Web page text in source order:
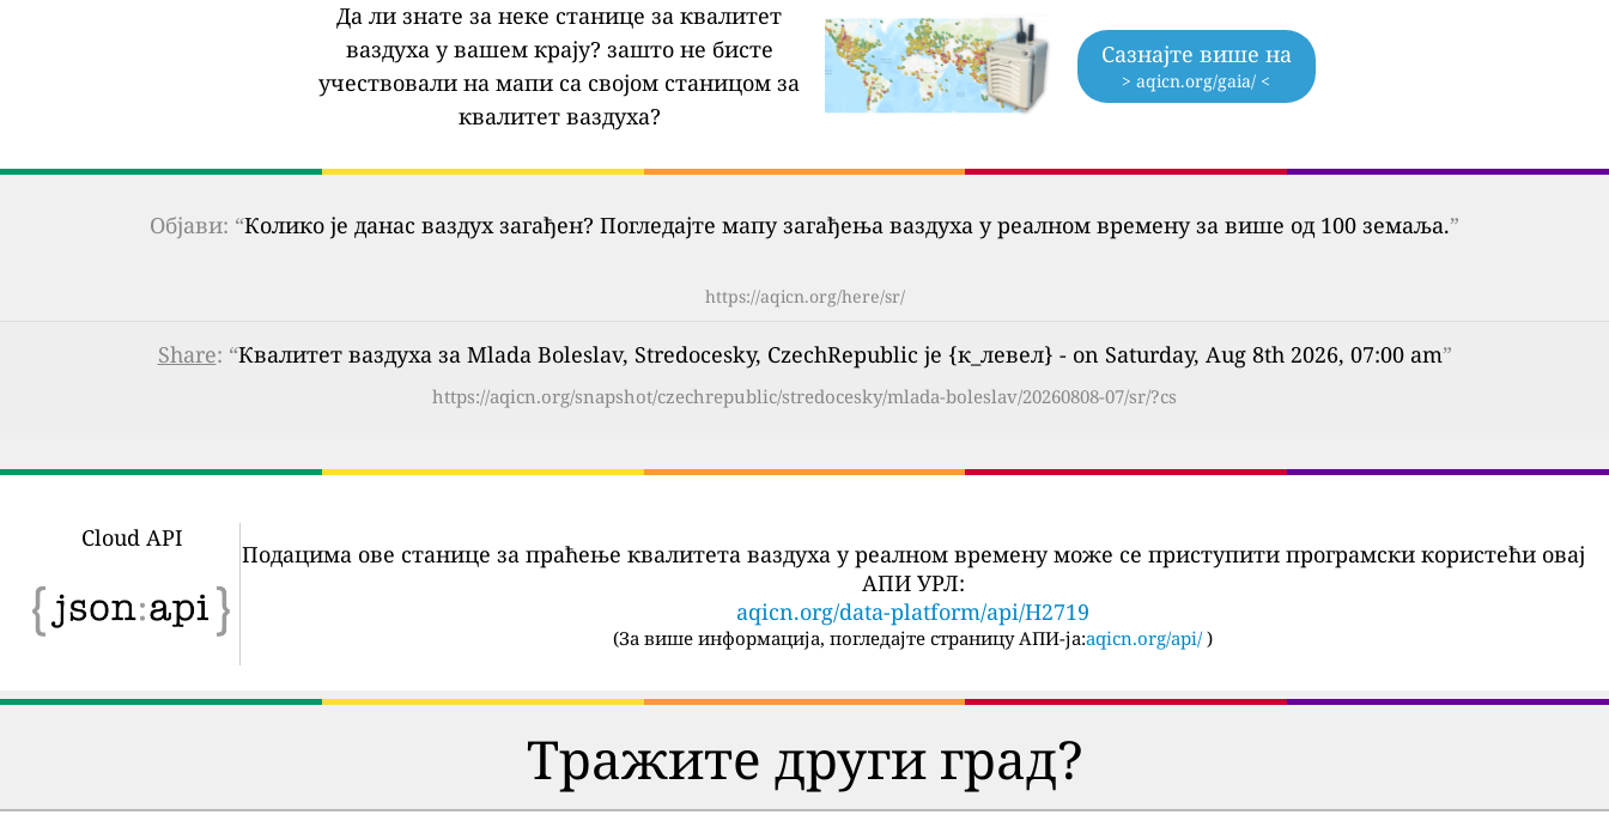
Да ли знате за неке станице за квалитет
ваздуха у вашем крају? зашто не бисте
учествовали на мапи са својом станицом за
квалитет ваздуха?
Сазнајте више на
> aqicn.org/gaia/ <
Објави: “Колико је данас ваздух загађен? Погледајте мапу загађења ваздуха у реалном времену за више од 100 земаља.”
https://aqicn.org/here/sr/
Share: “Квалитет ваздуха за Mlada Boleslav, Stredocesky, CzechRepublic је {к_левел} - on Saturday, Aug 8th 2026, 07:00 am”
https://aqicn.org/snapshot/czechrepublic/stredocesky/mlada-boleslav/20260808-07/sr/?cs
Cloud API
Подацима ове станице за праћење квалитета ваздуха у реалном времену може се приступити програмски користећи овај
АПИ УРЛ:
aqicn.org/data-platform/api/H2719
(За више информација, погледајте страницу АПИ-ја:aqicn.org/api/ )
Тражите други град?